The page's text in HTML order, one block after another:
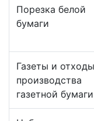
Порезка белой
бумаги
Газеты и отходы
производства
газетной бумаги